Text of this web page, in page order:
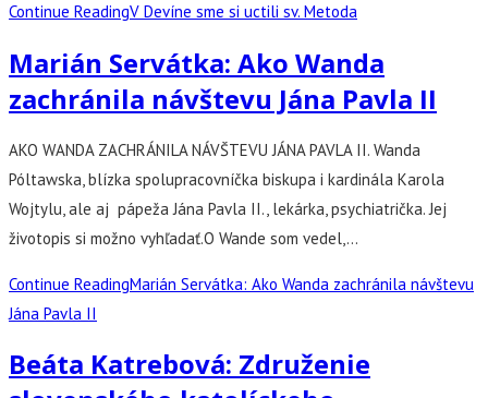
Continue ReadingV Devíne sme si uctili sv. Metoda
Marián Servátka: Ako Wanda
zachránila návštevu Jána Pavla II
AKO WANDA ZACHRÁNILA NÁVŠTEVU JÁNA PAVLA II. Wanda
Póltawska, blízka spolupracovníčka biskupa i kardinála Karola
Wojtylu, ale aj pápeža Jána Pavla II., lekárka, psychiatrička. Jej
životopis si možno vyhľadať.O Wande som vedel,…
Continue ReadingMarián Servátka: Ako Wanda zachránila návštevu
Jána Pavla II
Beáta Katrebová: Združenie